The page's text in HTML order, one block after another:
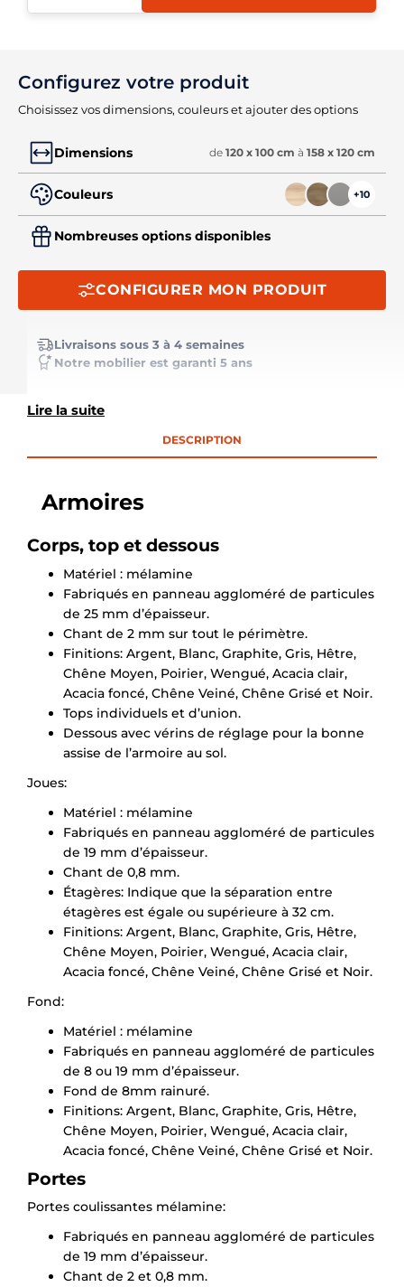
Demande de rappel ×
Lire la suite
Configurez votre produit
Choisissez vos dimensions, couleurs et ajouter des options
Dimensions de 120 x 100 cm à 158 x 120 cm
Couleurs +10
Nombreuses options disponibles
CONFIGURER MON PRODUIT
Livraisons sous 3 à 4 semaines
Notre mobilier est garanti 5 ans
DESCRIPTION
Armoires
Corps, top et dessous
Matériel : mélamine
Fabriqués en panneau aggloméré de particules
de 25 mm d’épaisseur.
Chant de 2 mm sur tout le périmètre.
Finitions: Argent, Blanc, Graphite, Gris, Hêtre,
Chêne Moyen, Poirier, Wengué, Acacia clair,
Acacia foncé, Chêne Veiné, Chêne Grisé et Noir.
Tops individuels et d’union.
Dessous avec vérins de réglage pour la bonne
assise de l’armoire au sol.
Joues:
Matériel : mélamine
Fabriqués en panneau aggloméré de particules
de 19 mm d’épaisseur.
Chant de 0,8 mm.
Étagères: Indique que la séparation entre
étagères est égale ou supérieure à 32 cm.
Finitions: Argent, Blanc, Graphite, Gris, Hêtre,
Chêne Moyen, Poirier, Wengué, Acacia clair,
Acacia foncé, Chêne Veiné, Chêne Grisé et Noir.
Fond:
Matériel : mélamine
Fabriqués en panneau aggloméré de particules
de 8 ou 19 mm d’épaisseur.
Fond de 8mm rainuré.
Finitions: Argent, Blanc, Graphite, Gris, Hêtre,
Chêne Moyen, Poirier, Wengué, Acacia clair,
Acacia foncé, Chêne Veiné, Chêne Grisé et Noir.
Portes
Portes coulissantes mélamine:
Fabriqués en panneau aggloméré de particules
de 19 mm d’épaisseur.
Chant de 2 et 0,8 mm.